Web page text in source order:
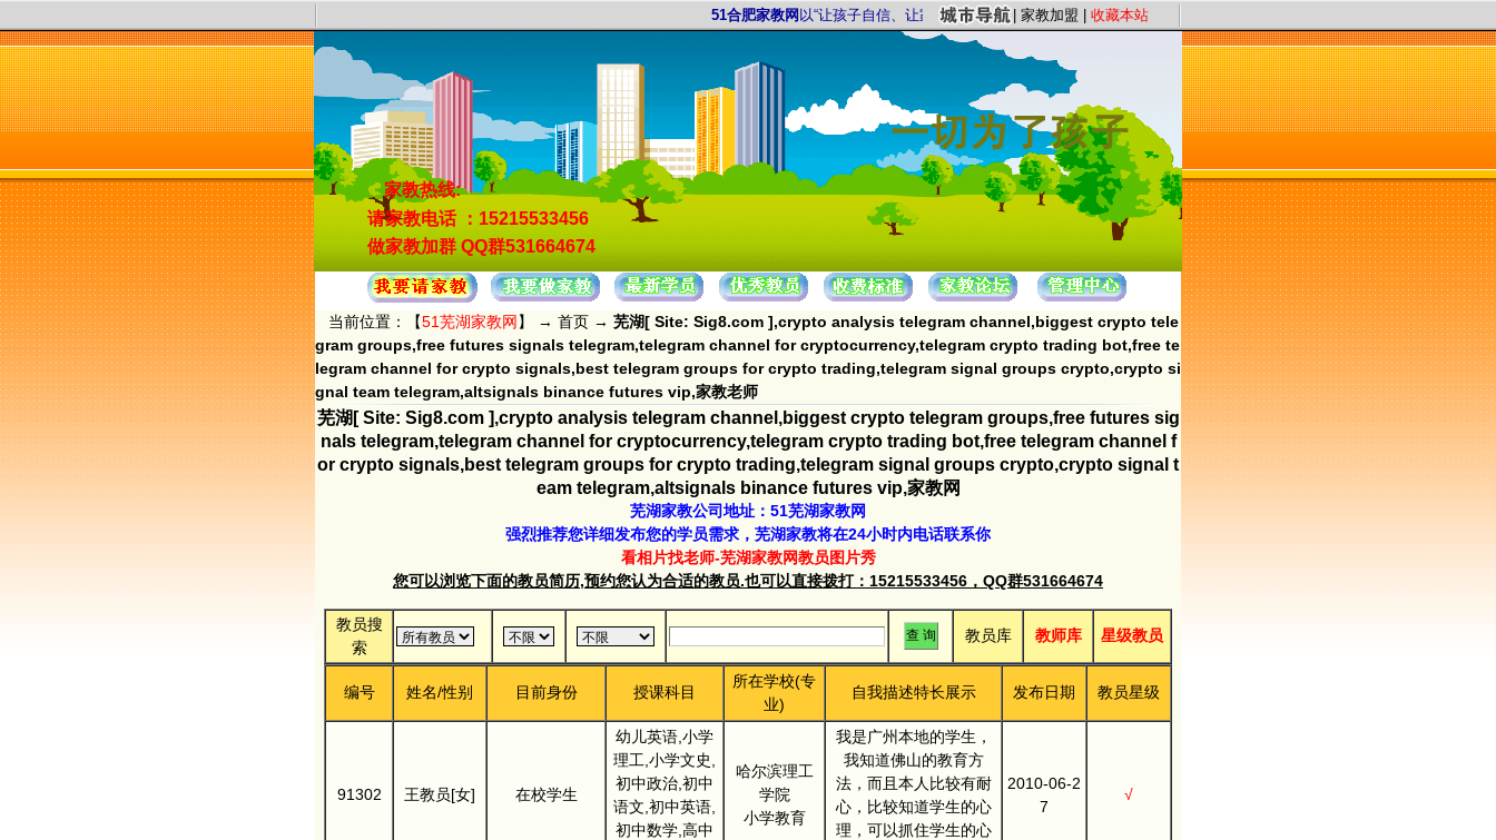
51合肥家教网以“让孩子自信、让家长放心”为服务宗旨，以“证件认证、星级评定”保证教员质量，以“系统化、高质量、快节
家教加盟 收藏本站
家教热线:
请家教电话 ：15215533456
做家教加群 QQ群531664674
当前位置：【51芜湖家教网】 → 首页 → 芜湖[ Site: Sig8.com ],crypto analysis telegram channel,biggest crypto tele
gram groups,free futures signals telegram,telegram channel for cryptocurrency,telegram crypto trading bot,free te
legram channel for crypto signals,best telegram groups for crypto trading,telegram signal groups crypto,crypto si
gnal team telegram,altsignals binance futures vip,家教老师
芜湖[ Site: Sig8.com ],crypto analysis telegram channel,biggest crypto telegram groups,free futures sig
nals telegram,telegram channel for cryptocurrency,telegram crypto trading bot,free telegram channel f
or crypto signals,best telegram groups for crypto trading,telegram signal groups crypto,crypto signal t
eam telegram,altsignals binance futures vip,家教网
芜湖家教公司地址：51芜湖家教网
强烈推荐您详细发布您的学员需求，芜湖家教将在24小时内电话联系你
看相片找老师-芜湖家教网教员图片秀
您可以浏览下面的教员简历,预约您认为合适的教员.也可以直接拨打：15215533456，QQ群531664674
教员搜
索
教员库 教师库 星级教员
编号 姓名/性别 目前身份 授课科目
所在学校(专
业)
自我描述特长展示 发布日期 教员星级
91302 王教员[女] 在校学生
幼儿英语,小学
理工,小学文史,
初中政治,初中
语文,初中英语,
初中数学,高中
哈尔滨理工
学院
小学教育
我是广州本地的学生，
我知道佛山的教育方
法，而且本人比较有耐
心，比较知道学生的心
理，可以抓住学生的心
2010-06-2
7
√